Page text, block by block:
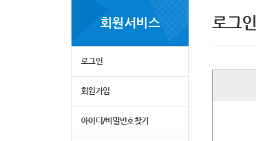
회원서비스
로그인
회원가입
아이디/비밀번호찾기
로그인